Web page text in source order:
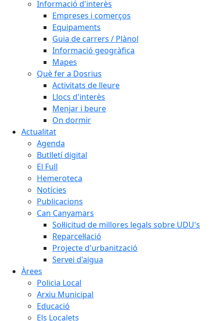
Informació d'interès
Empreses i comerços
Equipaments
Guia de carrers / Plànol
Informació geogràfica
Mapes
Què fer a Dosrius
Activitats de lleure
Llocs d'interès
Menjar i beure
On dormir
Actualitat
Agenda
Butlletí digital
El Full
Hemeroteca
Notícies
Publicacions
Can Canyamars
Sol·licitud de millores legals sobre UDU's
Reparcel·lació
Projecte d'urbanització
Servei d'aigua
Àrees
Policia Local
Arxiu Municipal
Educació
Els Localets